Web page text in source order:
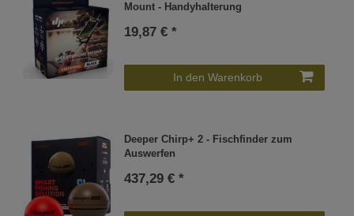
Mount - Handyhalterung
19,87 € *
In den Warenkorb
Deeper Chirp+ 2 - Fischfinder zum
Auswerfen
437,29 € *